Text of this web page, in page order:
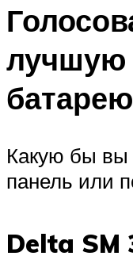
лучшую
Какую бы вы
панель или
Delta SM